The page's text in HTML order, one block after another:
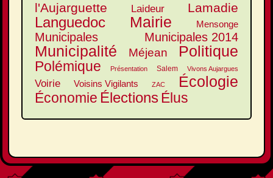
l'Aujarguette Laideur Lamadie
Languedoc Mairie Mensonge
Municipales Municipales 2014
Municipalité Méjean Politique
Polémique Présentation Salem Vivons Aujargues
Voirie Voisins Vigilants ZAC Écologie
Économie ÉlectionsÉlus